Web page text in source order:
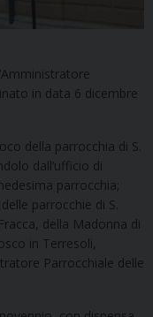
in data 6 dicembre
della parrocchia di S.
dall’ufficio di
parrocchia;
parrocchie di S.
della Madonna di
in Terresoli,
Parrocchiale delle